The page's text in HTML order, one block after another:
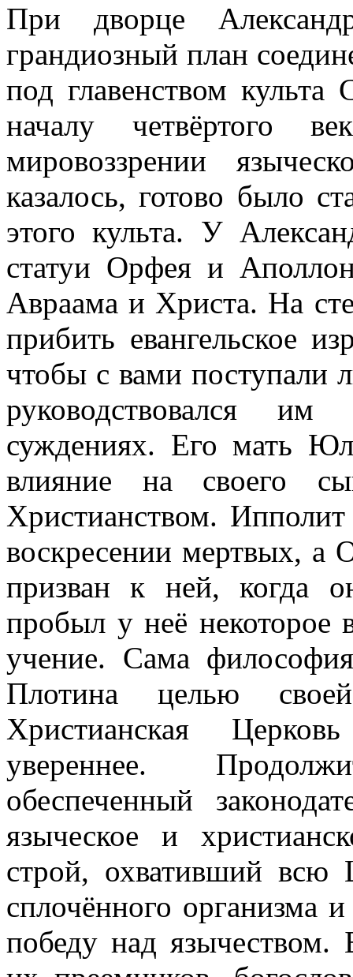
При дворце
грандиозный план
под главенством
началу четвёртого
мировоззрении
казалось, готово было
этого культа. У
статуи Орфея и
Авраама и Христа. На
прибить евангельское
чтобы с вами поступали
руководствовался
суждениях. Его мать
влияние на своего
Христианством.
воскресении мертвых, а
призван к ней, когда
пробыл у неё некоторое
учение. Сама
Плотина целью
Христианская
увереннее.
обеспеченный
языческое и
строй, охвативший всю
сплочённого организма
победу над язычеством.